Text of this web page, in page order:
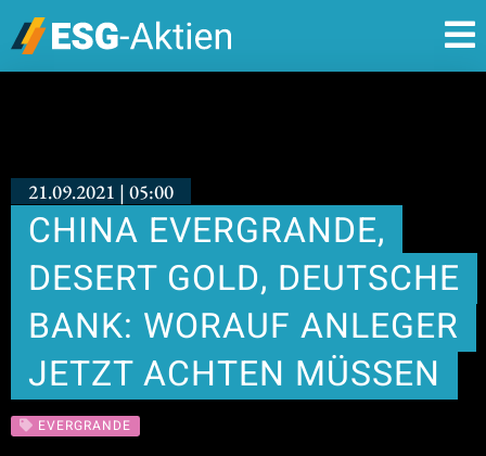
21.09.2021 | 05:00
CHINA EVERGRANDE,
DESERT GOLD, DEUTSCHE
BANK: WORAUF ANLEGER
JETZT ACHTEN MÜSSEN
EVERGRANDE